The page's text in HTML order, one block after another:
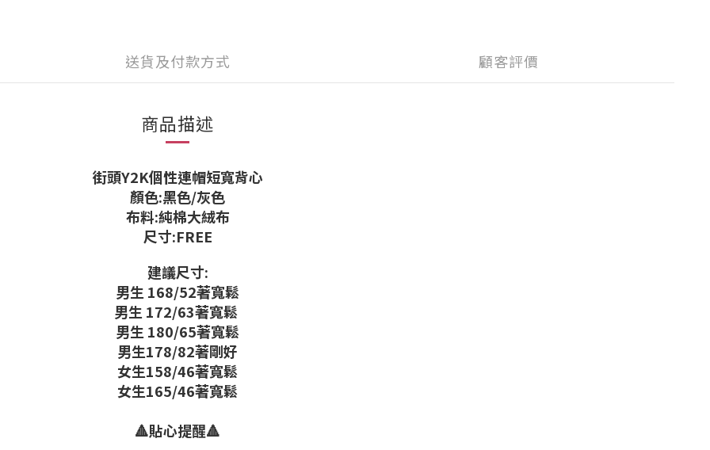
送貨及付款方式 顧客評價
商品描述
街頭Y2K個性連帽短寬背心
顏色:黑色/灰色
布料:純棉大絨布
尺寸:FREE
建議尺寸:
男生 168/52著寬鬆
男生 172/63著寬鬆
男生 180/65著寬鬆
男生178/82著剛好
女生158/46著寬鬆
女生165/46著寬鬆
🔺貼心提醒🔺